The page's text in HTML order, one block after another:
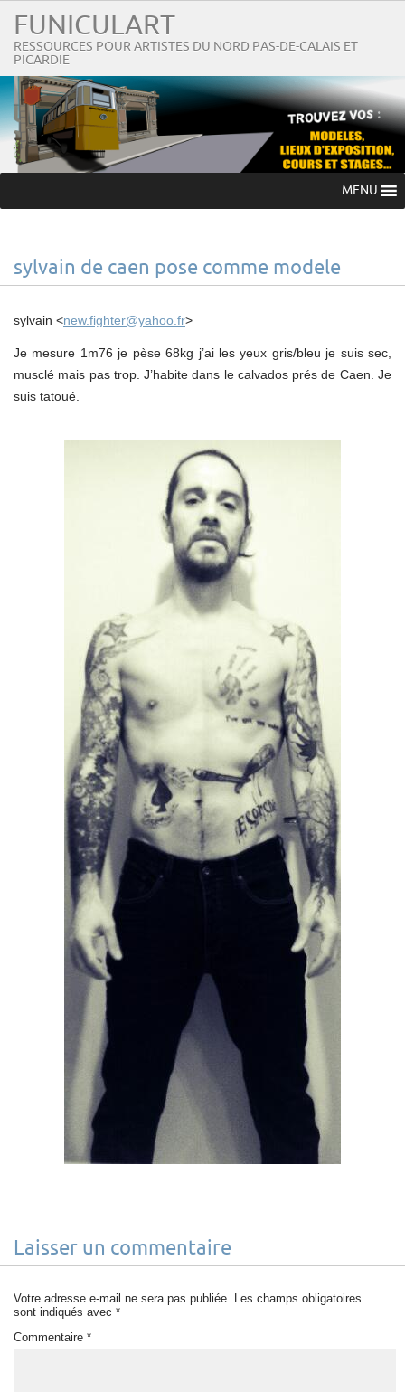
FUNICULART
RESSOURCES POUR ARTISTES DU NORD PAS-DE-CALAIS ET
PICARDIE
MENU
sylvain de caen pose comme modele
sylvain <new.fighter@yahoo.fr>
Je mesure 1m76 je pèse 68kg j’ai les yeux gris/bleu je suis sec,
musclé mais pas trop. J’habite dans le calvados prés de Caen. Je
suis tatoué.
Laisser un commentaire
Votre adresse e-mail ne sera pas publiée. Les champs obligatoires
sont indiqués avec *
Commentaire *